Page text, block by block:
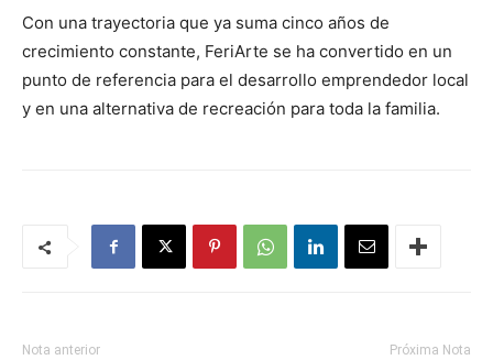
Con una trayectoria que ya suma cinco años de
crecimiento constante, FeriArte se ha convertido en un
punto de referencia para el desarrollo emprendedor local
y en una alternativa de recreación para toda la familia.
Nota anterior Próxima Nota